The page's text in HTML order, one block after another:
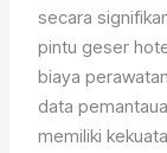
secara
pintu geser
biaya
data
memiliki